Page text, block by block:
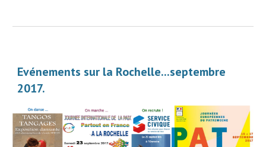
Evénements sur la Rochelle...septembre
2017.